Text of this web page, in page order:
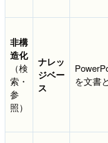
非構
造化
（検
索・
参
照）
ナレッ
ジベー
ス
を文書